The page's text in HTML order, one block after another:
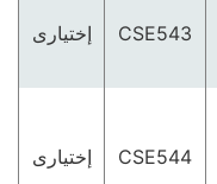
CSE543 إختيارى
CSE544 إختيارى